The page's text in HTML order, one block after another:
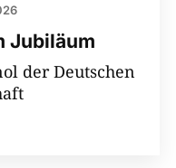
Jubiläum
der Deutschen